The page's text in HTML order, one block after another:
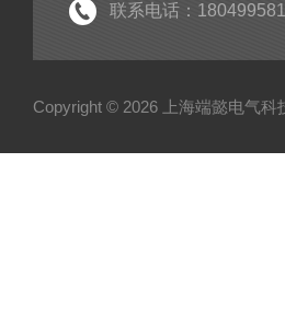
联系电话：
Copyright © 2026 上海端懿电气